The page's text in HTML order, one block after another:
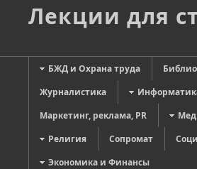
Лекции для
БЖД и Охрана труда
Журналистика
Маркетинг, реклама, PR
Религия
Сопромат
Экономика и Финансы